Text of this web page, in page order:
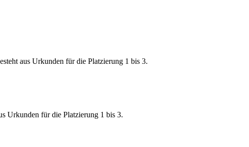
Urkunden für die Platzierung 1 bis 3.